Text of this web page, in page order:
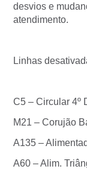
desvios e
atendimento.
Linhas
C5 – Circular 4º
M21 – Corujão
A135 –
A60 – Alim.